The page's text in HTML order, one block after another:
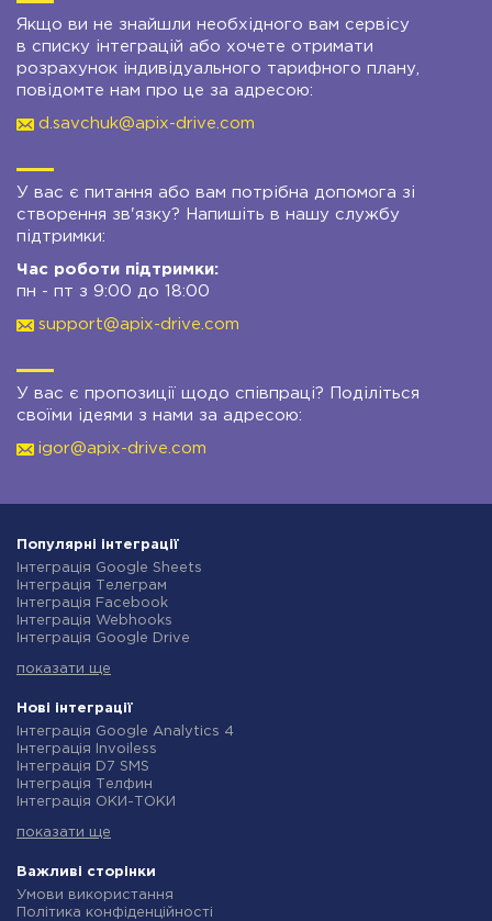
Якщо ви не знайшли необхідного вам сервісу
в списку інтеграцій або хочете отримати
розрахунок індивідуального тарифного плану,
повідомте нам про це за адресою:
d.savchuk@apix-drive.com
У вас є питання або вам потрібна допомога зі
створення зв'язку? Напишіть в нашу службу
підтримки:
Час роботи підтримки:
пн - пт з 9:00 до 18:00
support@apix-drive.com
У вас є пропозиції щодо співпраці? Поділіться
своїми ідеями з нами за адресою:
igor@apix-drive.com
Популярні інтеграції
Інтеграція Google Sheets
Інтеграція Телеграм
Інтеграція Facebook
Інтеграція Webhooks
Інтеграція Google Drive
Інтеграція Gmail
Інтеграція Rozetka
Інтеграція OpenAI (ChatGPT)
Інтеграція Binotel
Інтеграція Prom
Інтеграція Приват24
Інтеграція OLX
Інтеграція SendPulse
Інтеграція Stream Telecom
Інтеграція Google Analytics
показати ще
Нові інтеграції
Інтеграція Google Analytics 4
Інтеграція Invoiless
Інтеграція D7 SMS
Інтеграція Телфин
Інтеграція ОКИ-ТОКИ
Інтеграція Microsoft Dynamics 365
Інтеграція TxtSync
Інтеграція Wire2Air
Інтеграція Corezoid
показати ще
Важливі сторінки
Умови використання
Політика конфіденційності